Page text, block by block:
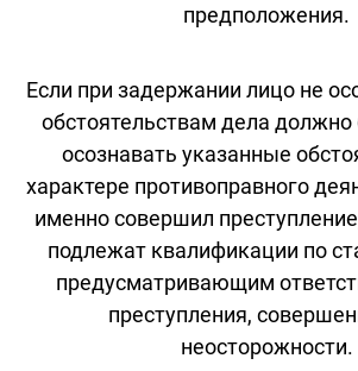
предположения.
Если при задержании лицо не
обстоятельствам дела
осознавать указанные
характере противоправного
именно совершил
подлежат квалификации по
предусматривающим
преступления,
неосторожности.